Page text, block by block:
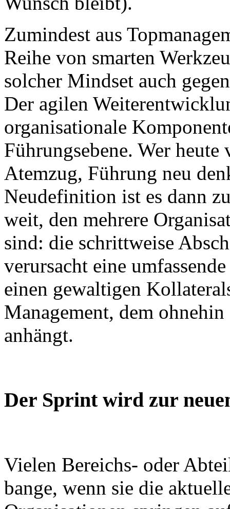
Zumindest aus
Reihe von smarten
solcher Mindset auch
Der agilen
organisationale
Führungsebene. Wer
Atemzug, Führung neu
Neudefinition ist es dann
weit, den mehrere
sind: die schrittweise
verursacht eine
einen gewaltigen
Management, dem
anhängt.
Der Sprint wird zur
Vielen Bereichs- oder
bange, wenn sie die